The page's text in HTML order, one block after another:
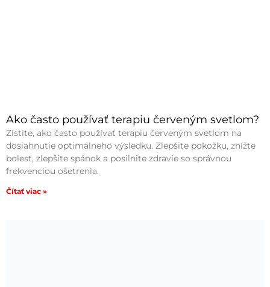
Ako často používať terapiu červeným svetlom?
Zistite, ako často používať terapiu červeným svetlom na
dosiahnutie optimálneho výsledku. Zlepšite pokožku, znížte
bolesť, zlepšite spánok a posilnite zdravie so správnou
frekvenciou ošetrenia.
Čítať viac »